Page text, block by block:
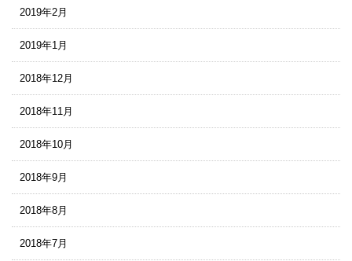
2019年2月
2019年1月
2018年12月
2018年11月
2018年10月
2018年9月
2018年8月
2018年7月